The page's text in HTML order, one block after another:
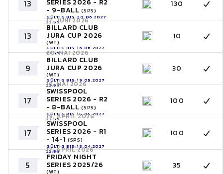
13 SERIES 2026 - R2
- 9-BALL(SPS)
GÜLTIG BIS: 20.06.2027
23:59
130
13
17. JUNI 2026
BILLARD CLUB
JURA CUP 2026
(WT)
GÜLTIG BIS: 16.06.2027
23:59
10
9
20. MAI 2026
BILLARD CLUB
JURA CUP 2026
(WT)
GÜLTIG BIS: 19.05.2027
23:59
30
17
16. MAI 2026
SWISSPOOL
SERIES 2026 - R2
- 8-BALL(SPS)
GÜLTIG BIS: 15.05.2027
23:59
100
17
19. APRIL 2026
SWISSPOOL
SERIES 2026 - R1
- 14-1 (SPS)
GÜLTIG BIS: 18.04.2027
23:59
100
5
17. APRIL 2026
FRIDAY NIGHT
SERIES 2025/26
(WT)
35